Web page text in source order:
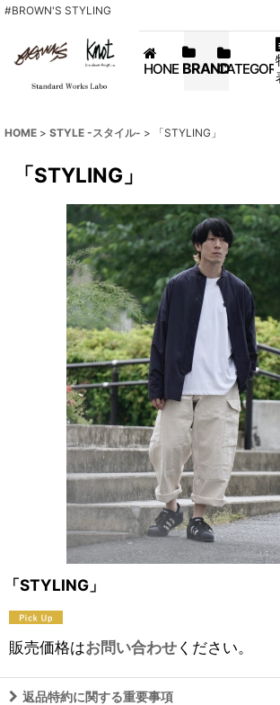
#BROWN'S STYLING
HONE BRAND
HOME > STYLE -スタイル- > 「STYLING」
「STYLING」
「STYLING」
販売価格はお問い合わせください。
返品特約に関する重要事項